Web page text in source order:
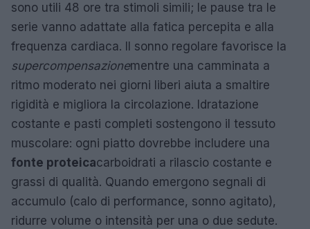
sono utili 48 ore tra stimoli simili; le pause tra le
serie vanno adattate alla fatica percepita e alla
frequenza cardiaca. Il sonno regolare favorisce la
supercompensazionementre una camminata a
ritmo moderato nei giorni liberi aiuta a smaltire
rigidità e migliora la circolazione. Idratazione
costante e pasti completi sostengono il tessuto
muscolare: ogni piatto dovrebbe includere una
fonte proteicacarboidrati a rilascio costante e
grassi di qualità. Quando emergono segnali di
accumulo (calo di performance, sonno agitato),
ridurre volume o intensità per una o due sedute.